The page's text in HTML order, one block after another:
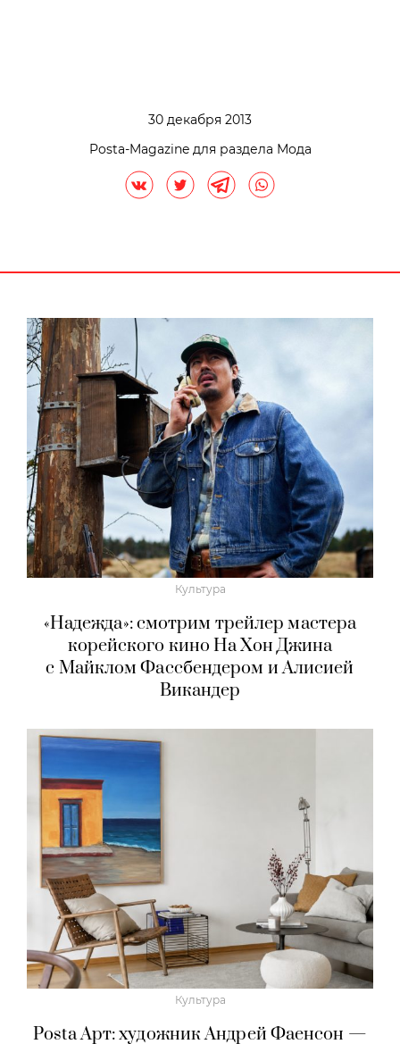
30 декабря 2013
Posta-Magazine для раздела Мода
Культура
«Надежда»: смотрим трейлер мастера
корейского кино На Хон Джина
с Майклом Фассбендером и Алисией
Викандер
Культура
Posta Арт: художник Андрей Фаенсон —